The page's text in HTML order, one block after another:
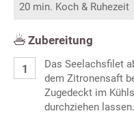
20 min. Koch & Ruhezeit
Zubereitung
Das Seelachsfilet
dem Zitronensaft
Zugedeckt im
durchziehen lassen.